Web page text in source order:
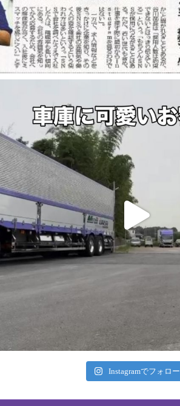
Instagramでフォロー